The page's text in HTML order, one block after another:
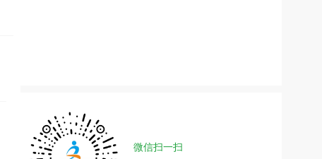
微信扫一扫